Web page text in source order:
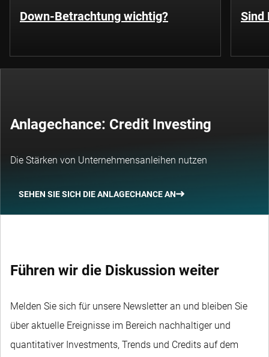
Down-Betrachtung wichtig?
Sind
Anlagechance: Credit Investing
Die Stärken von Unternehmensanleihen nutzen
SEHEN SIE SICH DIE ANLAGECHANCE AN
Führen wir die Diskussion weiter
Melden Sie sich für unsere Newsletter an und bleiben Sie
über aktuelle Ereignisse im Bereich nachhaltiger und
quantitativer Investments, Trends und Credits auf dem